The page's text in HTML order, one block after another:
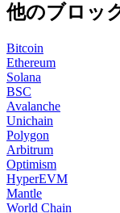
他のブロッ
Bitcoin
Ethereum
Solana
BSC
Avalanche
Unichain
Polygon
Arbitrum
Optimism
HyperEVM
Mantle
World Chain